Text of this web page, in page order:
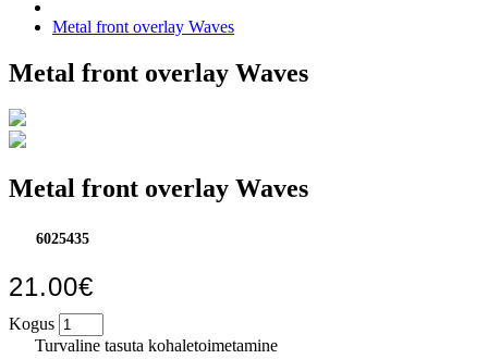
Metal front overlay Waves
Metal front overlay Waves
Metal front overlay Waves
6025435
21.00€
Kogus
Turvaline tasuta kohaletoimetamine